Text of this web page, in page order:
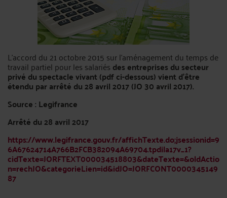
L’accord du 21 octobre 2015 sur l'aménagement du temps de
travail partiel pour les salariés des entreprises du secteur
privé du spectacle vivant (pdf ci-dessous) vient d’être
étendu par arrêté du 28 avril 2017 (JO 30 avril 2017).
Source : Legifrance
Arrêté du 28 avril 2017
https://www.legifrance.gouv.fr/affichTexte.do;jsessionid=9
6A67624714A766B2FCB382094A69704.tpdila17v_1?
cidTexte=JORFTEXT000034518803&dateTexte=&oldActio
n=rechJO&categorieLien=id&idJO=JORFCONT0000345149
87